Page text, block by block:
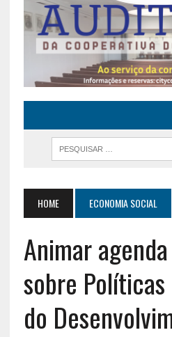
HOME ECONOMIA SOCIAL
Animar
sobre
do